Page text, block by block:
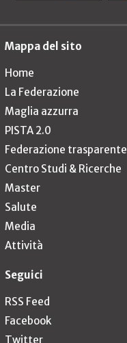
Mappa del sito
Home
La Federazione
Maglia azzurra
PISTA 2.0
Federazione trasparente
Centro Studi & Ricerche
Master
Salute
Media
Attività
Seguici
RSS Feed
Facebook
Twitter